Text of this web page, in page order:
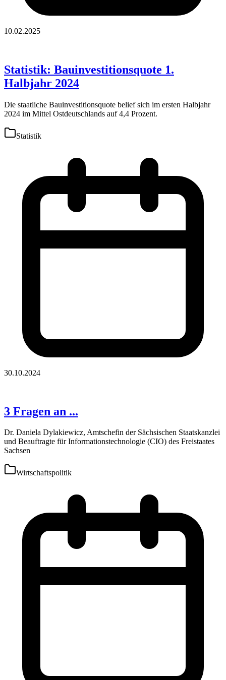
10.02.2025
Statistik: Bauinvestitionsquote 1.
Halbjahr 2024
Die staatliche Bauinvestitionsquote belief sich im ersten Halbjahr
2024 im Mittel Ostdeutschlands auf 4,4 Prozent.
Statistik
30.10.2024
3 Fragen an ...
Dr. Daniela Dylakiewicz, Amtschefin der Sächsischen Staatskanzlei
und Beauftragte für Informationstechnologie (CIO) des Freistaates
Sachsen
Wirtschaftspolitik